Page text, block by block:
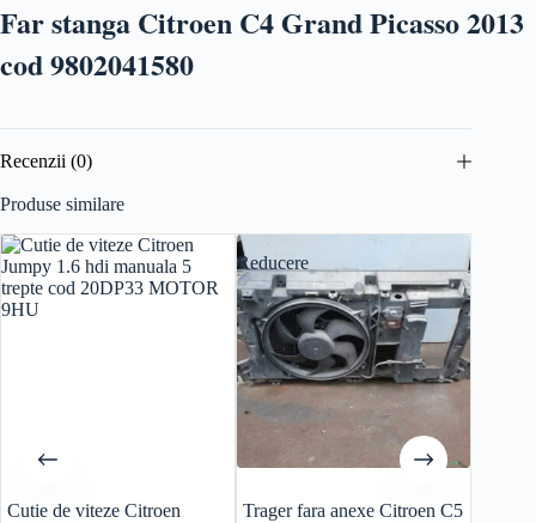
Far stanga Citroen C4 Grand Picasso 2013
cod 9802041580
Recenzii (0)
Produse similare
Cutie de viteze Citroen
Reducere
Trager fara anexe Citroen C5